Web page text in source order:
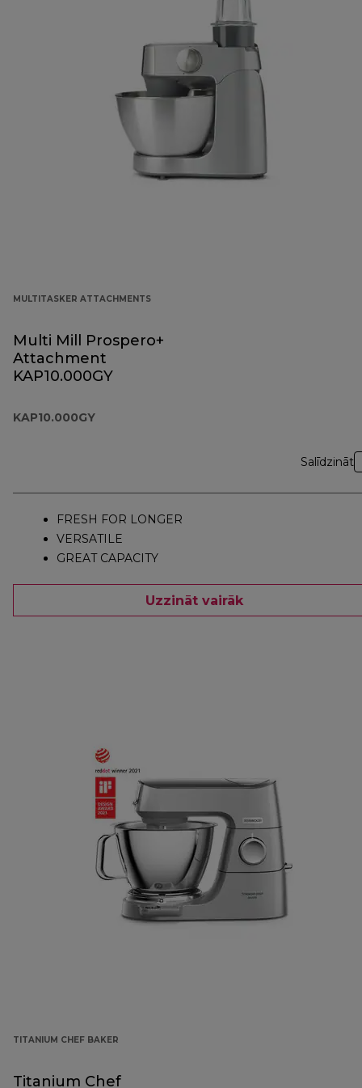
MULTITASKER ATTACHMENTS
Multi Mill Prospero+
Attachment
KAP10.000GY
KAP10.000GY
Salīdzināt
FRESH FOR LONGER
VERSATILE
GREAT CAPACITY
Uzzināt vairāk
TITANIUM CHEF BAKER
Titanium Chef